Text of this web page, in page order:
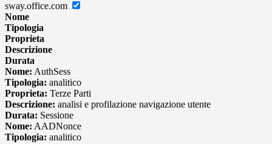
sway.office.com
Nome
Tipologia
Proprieta
Descrizione
Durata
Nome: AuthSess
Tipologia: analitico
Proprieta: Terze Parti
Descrizione: analisi e profilazione navigazione utente
Durata: Sessione
Nome: AADNonce
Tipologia: analitico